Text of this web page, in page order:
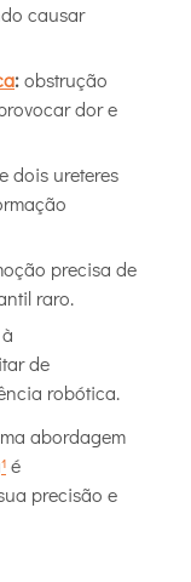
causar
:obstrução
dor e
dois ureteres
precisa de
raro.
de
robótica.
abordagem
¹é
precisão e